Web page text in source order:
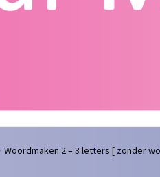
Contact Homepagina Mijn
Woordmaken 2 – 3 letters [ zonder